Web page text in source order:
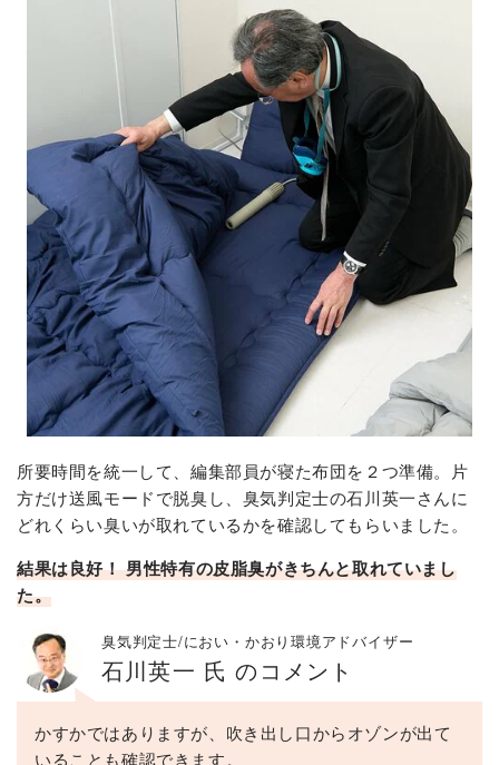
所要時間を統一して、編集部員が寝た布団を２つ準備。片
方だけ送風モードで脱臭し、臭気判定士の石川英一さんに
どれくらい臭いが取れているかを確認してもらいました。
結果は良好！ 男性特有の皮脂臭がきちんと取れていまし
た。
臭気判定士/におい・かおり環境アドバイザー
石川英一 氏 のコメント
かすかではありますが、吹き出し口からオゾンが出て
いることも確認できます。